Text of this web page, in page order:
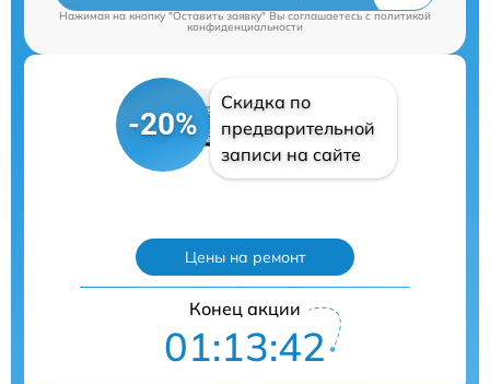
Нажимая на кнопку "Оставить заявку" Вы соглашаетесь cполитикой
конфиденциальности
-20%
Скидка по
предварительной
записи на сайте
Цены на ремонт
Конец акции
01:13:41